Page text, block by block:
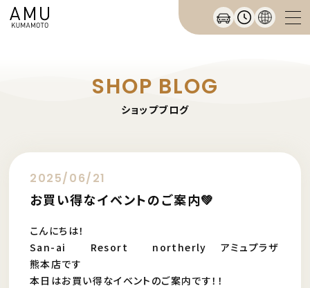
SHOP BLOG
ショップブログ
2025/06/21
お買い得なイベントのご案内💚
こんにちは！
San-ai Resort northerly アミュプラザ
熊本店です
本日はお買い得なイベントのご案内です！！